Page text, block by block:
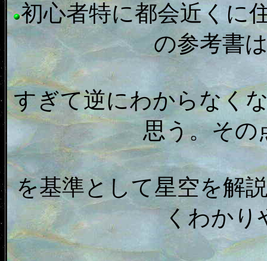
初心者特に都会近くに
の参考書
すぎて逆にわからなく
思う。その
を基準として星空を解
くわかり